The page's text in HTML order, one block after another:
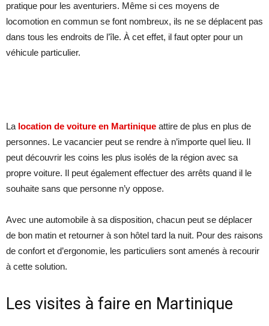
pratique pour les aventuriers. Même si ces moyens de
locomotion en commun se font nombreux, ils ne se déplacent pas
dans tous les endroits de l’île. À cet effet, il faut opter pour un
véhicule particulier.
La location de voiture en Martinique attire de plus en plus de
personnes. Le vacancier peut se rendre à n’importe quel lieu. Il
peut découvrir les coins les plus isolés de la région avec sa
propre voiture. Il peut également effectuer des arrêts quand il le
souhaite sans que personne n’y oppose.
Avec une automobile à sa disposition, chacun peut se déplacer
de bon matin et retourner à son hôtel tard la nuit. Pour des raisons
de confort et d’ergonomie, les particuliers sont amenés à recourir
à cette solution.
Les visites à faire en Martinique